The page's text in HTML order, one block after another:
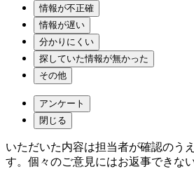
情報が不正確
情報が遅い
分かりにくい
探していた情報が無かった
その他
アンケート
閉じる
いただいた内容は担当者が確認のう
す。個々のご意見にはお返事できな